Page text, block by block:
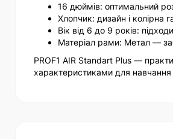
16 дюймів: оптимальний
Хлопчик: дизайн і колірна
Вік від 6 до 9 років:
Матеріал рами: Метал —
PROF1 AIR Standart Plus —
характеристиками для навчання